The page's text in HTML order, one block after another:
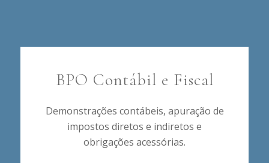
BPO Contábil e Fiscal
Demonstrações contábeis, apuração de
impostos diretos e indiretos e
obrigações acessórias.